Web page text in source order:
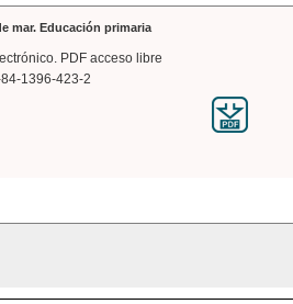
mar. Educación primaria
PDF acceso libre
84-1396-423-2